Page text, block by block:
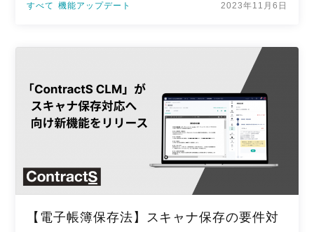
すべて 機能アップデート 2023年11月6日
【電子帳簿保存法】スキャナ保存の要件対